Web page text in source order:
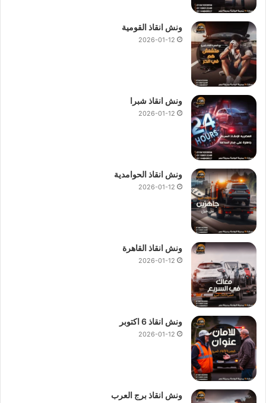
ونش انقاذ القومية
2026-01-12
ونش انقاذ شبرا
2026-01-12
ونش انقاذ الحوامدية
2026-01-12
ونش انقاذ القاهرة
2026-01-12
ونش انقاذ 6 اكتوبر
2026-01-12
ونش انقاذ برج العرب